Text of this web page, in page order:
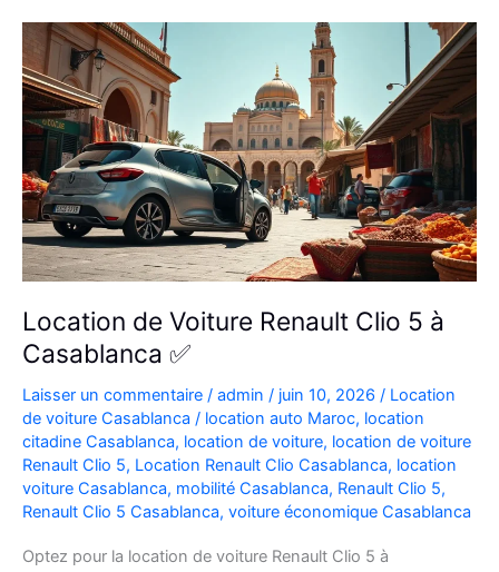
|
Location
Voiture
Casablanca
Location de Voiture Renault Clio 5 à
Casablanca ✅
Laisser un commentaire / admin / juin 10, 2026 / Location
de voiture Casablanca / location auto Maroc, location
citadine Casablanca, location de voiture, location de voiture
Renault Clio 5, Location Renault Clio Casablanca, location
voiture Casablanca, mobilité Casablanca, Renault Clio 5,
Renault Clio 5 Casablanca, voiture économique Casablanca
Optez pour la location de voiture Renault Clio 5 à